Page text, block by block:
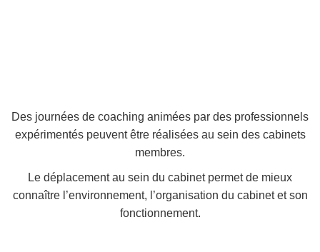
Des journées de coaching animées par des professionnels
expérimentés peuvent être réalisées au sein des cabinets
membres.
Le déplacement au sein du cabinet permet de mieux
connaître l’environnement, l’organisation du cabinet et son
fonctionnement.